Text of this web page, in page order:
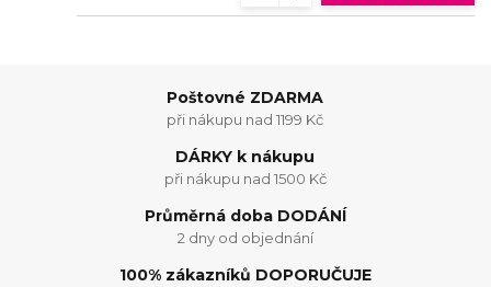
Poštovné ZDARMA
při nákupu nad 1199 Kč
DÁRKY k nákupu
při nákupu nad 1500 Kč
Průměrná doba DODÁNÍ
2 dny od objednání
100% zákazníků DOPORUČUJE